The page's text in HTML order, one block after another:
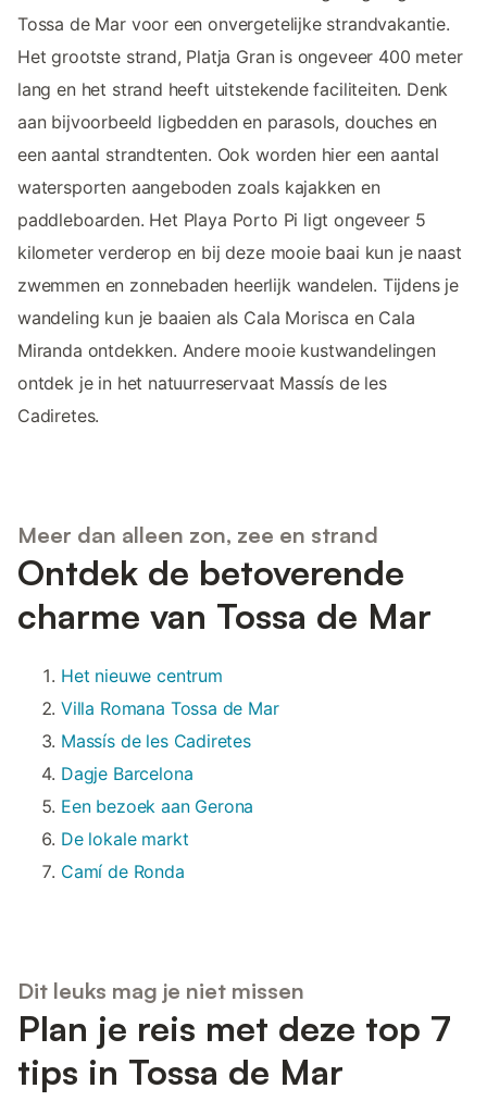
Tossa de Mar voor een onvergetelijke strandvakantie.
Het grootste strand, Platja Gran is ongeveer 400 meter
lang en het strand heeft uitstekende faciliteiten. Denk
aan bijvoorbeeld ligbedden en parasols, douches en
een aantal strandtenten. Ook worden hier een aantal
watersporten aangeboden zoals kajakken en
paddleboarden. Het Playa Porto Pi ligt ongeveer 5
kilometer verderop en bij deze mooie baai kun je naast
zwemmen en zonnebaden heerlijk wandelen. Tijdens je
wandeling kun je baaien als Cala Morisca en Cala
Miranda ontdekken. Andere mooie kustwandelingen
ontdek je in het natuurreservaat Massís de les
Cadiretes.
Meer dan alleen zon, zee en strand
Ontdek de betoverende
charme van Tossa de Mar
Het nieuwe centrum
Villa Romana Tossa de Mar
Massís de les Cadiretes
Dagje Barcelona
Een bezoek aan Gerona
De lokale markt
Camí de Ronda
Dit leuks mag je niet missen
Plan je reis met deze top 7
tips in Tossa de Mar